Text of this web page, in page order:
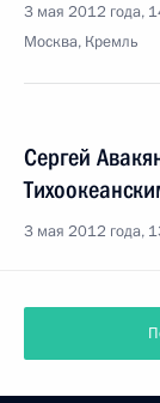
3 мая 2012 года,
Москва, Кремль
Сергей
3 мая 2012 года,